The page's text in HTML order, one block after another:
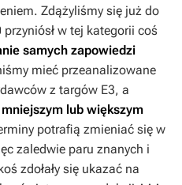
Zdążyliśmy się już do
w tej kategorii coś
samych zapowiedzi
mieć przeanalizowane
z targów E3, a
lub większym
potrafią zmieniać się w
zaledwie paru znanych i
zdołały się ukazać na